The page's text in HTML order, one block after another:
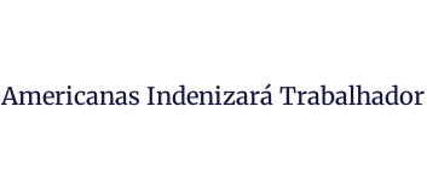
Americanas Indenizará